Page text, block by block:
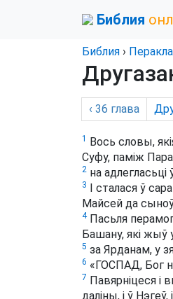
Библия
Библия ›
‹ 36 глава
1 Вось словы,
Суфу, паміж
2 на
3 І сталася ў
Майсей да сыноў
4Пасьля
Башану, які жыў
5 за Ярданам, у
6 «ГОСПАД, Бог
7 Павярніцеся і
даліны, і ў